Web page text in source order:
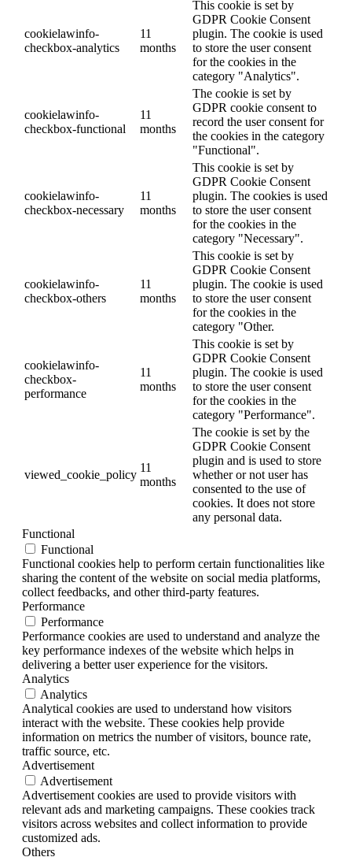
cookielawinfo-
checkbox-analytics
11
months
This cookie is set by
GDPR Cookie Consent
plugin. The cookie is used
to store the user consent
for the cookies in the
category "Analytics".
cookielawinfo-
checkbox-functional
11
months
The cookie is set by
GDPR cookie consent to
record the user consent for
the cookies in the category
"Functional".
cookielawinfo-
checkbox-necessary
11
months
This cookie is set by
GDPR Cookie Consent
plugin. The cookies is used
to store the user consent
for the cookies in the
category "Necessary".
cookielawinfo-
checkbox-others
11
months
This cookie is set by
GDPR Cookie Consent
plugin. The cookie is used
to store the user consent
for the cookies in the
category "Other.
cookielawinfo-
checkbox-
performance
11
months
This cookie is set by
GDPR Cookie Consent
plugin. The cookie is used
to store the user consent
for the cookies in the
category "Performance".
viewed_cookie_policy
11
months
The cookie is set by the
GDPR Cookie Consent
plugin and is used to store
whether or not user has
consented to the use of
cookies. It does not store
any personal data.
Functional
Functional
Functional cookies help to perform certain functionalities like
sharing the content of the website on social media platforms,
collect feedbacks, and other third-party features.
Performance
Performance
Performance cookies are used to understand and analyze the
key performance indexes of the website which helps in
delivering a better user experience for the visitors.
Analytics
Analytics
Analytical cookies are used to understand how visitors
interact with the website. These cookies help provide
information on metrics the number of visitors, bounce rate,
traffic source, etc.
Advertisement
Advertisement
Advertisement cookies are used to provide visitors with
relevant ads and marketing campaigns. These cookies track
visitors across websites and collect information to provide
customized ads.
Others